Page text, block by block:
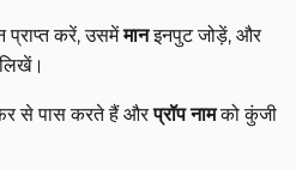
प्राप्त करें, उसमेंमानइनपुट जोड़ें, और
लिखें।
से पास करते हैं औरप्रॉप नामको कुंजी